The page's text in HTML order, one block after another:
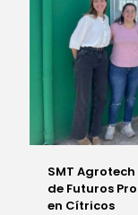
SMT
de Futuros
en Cítricos